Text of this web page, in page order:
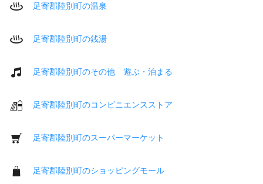
足寄郡陸別町の温泉
足寄郡陸別町の銭湯
足寄郡陸別町のその他 遊ぶ・泊まる
足寄郡陸別町のコンビニエンスストア
足寄郡陸別町のスーパーマーケット
足寄郡陸別町のショッピングモール